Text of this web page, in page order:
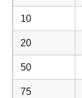
10
20
50
75